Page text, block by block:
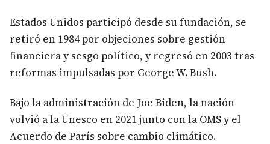
Estados Unidos participó desde su fundación, se
retiró en 1984 por objeciones sobre gestión
financiera y sesgo político, y regresó en 2003 tras
reformas impulsadas por George W. Bush.
Bajo la administración de Joe Biden, la nación
volvió a la Unesco en 2021 junto con la OMS y el
Acuerdo de París sobre cambio climático.